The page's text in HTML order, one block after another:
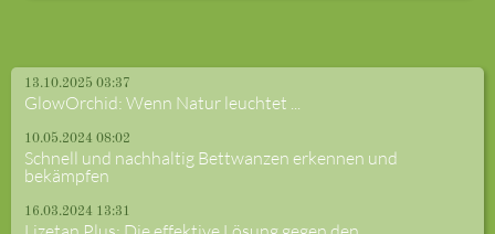
13.10.2025 03:37
GlowOrchid: Wenn Natur leuchtet ...
10.05.2024 08:02
Schnell und nachhaltig Bettwanzen erkennen und
bekämpfen
16.03.2024 13:31